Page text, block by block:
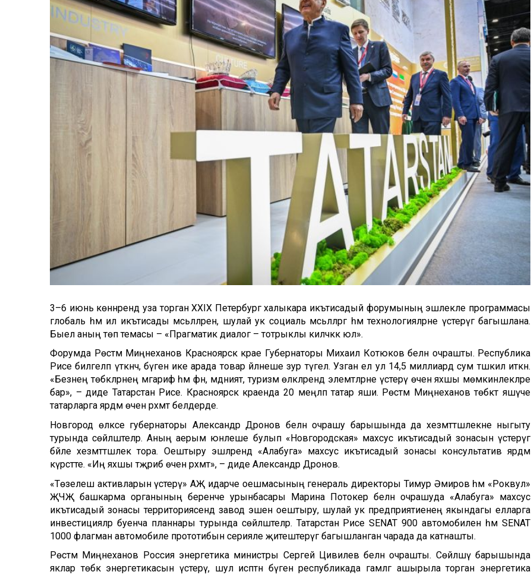
3–6 июнь көннәрендә уза торган XXIX Петербург халыкара икътисадый форумының эшлекле программасы
глобаль һәм ил икътисады мәсьәләләренә, шулай ук социаль мәсьәләләргә һәм технологияләрне үстерүгә багышлана.
Быел аның төп темасы – «Прагматик диалог – тотрыклы киләчәккә юл».
Форумда Рөстәм Миңнеханов Красноярск крае Губернаторы Михаил Котюков белән очрашты. Республика
Рәисе билгеләп үткәнчә, бүген ике арада товар әйләнеше зур түгел. Узган ел ул 14,5 миллиард сум тәшкил иткән.
«Безнең төбәкләрнең мәгариф һәм фән, мәдәният, туризм өлкәләрендә элемтәләрне үстерү өчен яхшы мөмкинлекләре
бар», – диде Татарстан Рәисе. Красноярск краенда 20 меңләп татар яши. Рөстәм Миңнеханов төбәктә яшәүче
татарларга ярдәм өчен рәхмәт белдерде.
Новгород өлкәсе губернаторы Александр Дронов белән очрашу барышында да хезмәттәшлекне ныгыту
турында сөйләштеләр. Аның аерым юнәлеше булып «Новгородская» махсус икътисадый зонасын үстерүгә
бәйле хезмәттәшлек тора. Оештыру эшләрендә «Алабуга» махсус икътисадый зонасы консультатив ярдәм
күрсәтте. «Иң яхшы тәҗрибә өчен рәхмәт», – диде Александр Дронов.
«Төзелеш активларын үстерү» АҖ идарәче оешмасының генераль директоры Тимур Әмиров һәм «Роквул»
ҖЧҖ башкарма органының беренче урынбасары Марина Потокер белән очрашуда «Алабуга» махсус
икътисадый зонасы территориясендә завод эшен оештыру, шулай ук предприятиенең якындагы елларга
инвестицияләр буенча планнары турында сөйләштеләр. Татарстан Рәисе SENAT 900 автомобилен һәм SENAT
1000 флагман автомобиле прототибын серияле җитештерүгә багышланган чарада да катнашты.
Рөстәм Миңнеханов Россия энергетика министры Сергей Цивилев белән очрашты. Сөйләшү барышында
яклар төбәк энергетикасын үстерү, шул исәптән бүген республикада гамәлгә ашырыла торган энергетика